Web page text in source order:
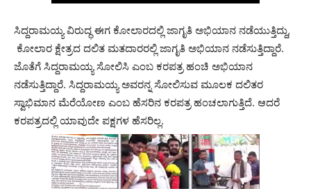
ಸಿದ್ದರಾಮಯ್ಯ ವಿರುದ್ಧ ಈಗ ಕೋಲಾರದಲ್ಲಿ ಜಾಗೃತಿ ಅಭಿಯಾನ ನಡೆಯುತ್ತಿದ್ದು,
ಕೋಲಾರ ಕ್ಷೇತ್ರದ ದಲಿತ ಮತದಾರರಲ್ಲಿ ಜಾಗೃತಿ ಅಭಿಯಾನ ನಡೆಸುತ್ತಿದ್ದಾರೆ.
ಜೊತೆಗೆ ಸಿದ್ದರಾಮಯ್ಯ ಸೋಲಿಸಿ ಎಂಬ ಕರಪತ್ರ ಹಂಚಿ ಅಭಿಯಾನ
ನಡೆಸುತ್ತಿದ್ದಾರೆ. ಸಿದ್ದರಾಮಯ್ಯ ಅವರನ್ನ ಸೋಲಿಸುವ ಮೂಲಕ ದಲಿತರ
ಸ್ವಾಭಿಮಾನ ಮೆರೆಯೋಣ ಎಂಬ ಹೆಸರಿನ ಕರಪತ್ರ ಹಂಚಲಾಗುತ್ತಿದೆ. ಆದರೆ
ಕರಪತ್ರದಲ್ಲಿ ಯಾವುದೇ ಪಕ್ಷಗಳ ಹೆಸರಿಲ್ಲ.